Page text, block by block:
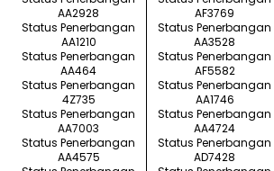
AA2928
AF3769
Status Penerbangan
AA1210
Status Penerbangan
AA3528
Status Penerbangan
AA464
Status Penerbangan
AF5582
Status Penerbangan
4Z735
Status Penerbangan
AA1746
Status Penerbangan
AA7003
Status Penerbangan
AA4724
Status Penerbangan
AA4575
Status Penerbangan
AD7428